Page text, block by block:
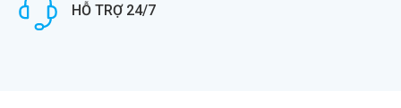
HỖ TRỢ 24/7